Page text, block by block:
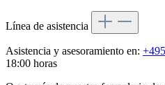
Línea de asistencia
Asistencia y asesoramiento en:
18:00 horas